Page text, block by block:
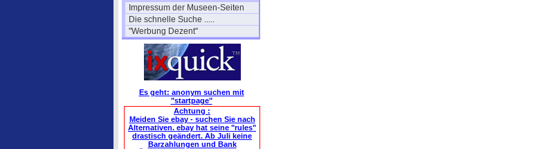
Impressum der Museen-Seiten
Die schnelle Suche .....
"Werbung Dezent"
Es geht: anonym suchen mit
"startpage"
Achtung :
Meiden Sie ebay - suchen Sie nach
Alternativen. ebay hat seine "rules"
drastisch geändert. Ab Juli keine
Barzahlungen und Bank